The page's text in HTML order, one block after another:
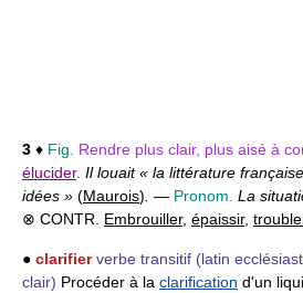
3 ♦ Fig. Rendre plus clair, plus aisé à
élucider. Il louait « la littérature
idées » (Maurois). — Pronom. La
⊗ CONTR. Embrouiller, épaissir,
● clarifier verbe transitif (latin
clair) Procéder à la clarification d'un